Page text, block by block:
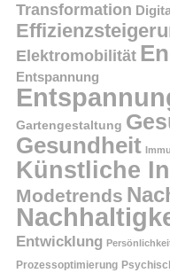
Transformation
Elektromobilität
Entspannung
Gartengestaltung
Gesundheit
Künstliche
Modetrends
Entwicklung
Prozessoptimierung